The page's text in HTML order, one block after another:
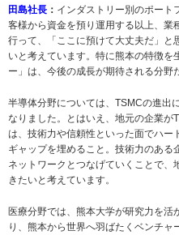
田島社長 ： インダストリー別のポート
客様から資金を預り運用する以上、業
行って、「ここに預けて大丈夫だ」と
いと考えています。特に熊本の特徴
ー」は、今後の成長が期待される分野
半導体分野については、TSMCの進出
なりました。とはいえ、地元の企業が
は、技術力や信頼性といった面でハー
ギャップを埋めること。技術力のあ
ネットワークとつなげていくことで
きたいと考えています。
医療分野では、熊本大学が研究力を
り、熊本から世界へ羽ばたくベンチャ